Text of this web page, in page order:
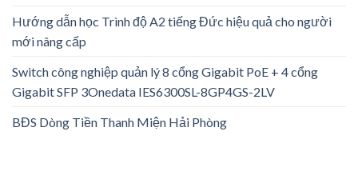
Hướng dẫn học Trình độ A2 tiếng Đức hiệu quả cho người
mới nâng cấp
Switch công nghiệp quản lý 8 cổng Gigabit PoE + 4 cổng
Gigabit SFP 3Onedata IES6300SL-8GP4GS-2LV
BĐS Dòng Tiền Thanh Miện Hải Phòng